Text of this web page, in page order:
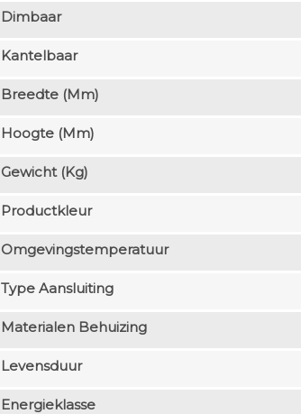
Dimbaar
Kantelbaar
Breedte (mm)
Hoogte (mm)
Gewicht (kg)
Productkleur
Omgevingstemperatuur
Type Aansluiting
Materialen Behuizing
Levensduur
Energieklasse